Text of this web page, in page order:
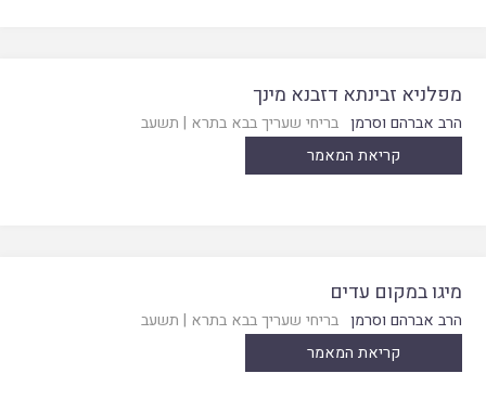
מפלניא זבינתא דזבנא מינך
הרב אברהם וסרמן בריחי שעריך בבא בתרא | תשעב
קריאת המאמר
מיגו במקום עדים
הרב אברהם וסרמן בריחי שעריך בבא בתרא | תשעב
קריאת המאמר